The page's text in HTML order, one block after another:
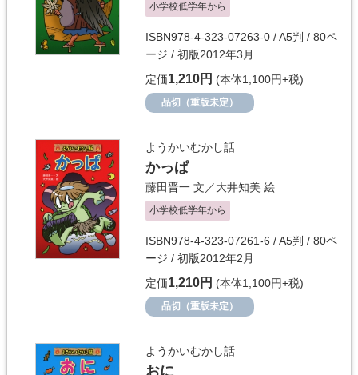
小学校低学年から
ISBN978-4-323-07263-0 / A5判 / 80ペ
ージ / 初版2012年3月
定価1,210円 (本体1,100円+税)
品切（重版未定）
ようかいむかし話
かっぱ
藤田晋一 文／大井知美 絵
小学校低学年から
ISBN978-4-323-07261-6 / A5判 / 80ペ
ージ / 初版2012年2月
定価1,210円 (本体1,100円+税)
品切（重版未定）
ようかいむかし話
おに